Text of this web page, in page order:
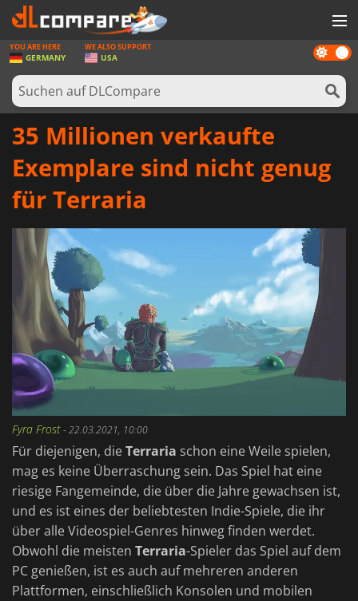
SPIELE
SPIEL KARTEN
SOFTWARE
ANMELDEN ODER REGISTRIEREN
Dark
mode
YOU ARE HERE
GERMANY
WE ALSO SUPPORT
USA
35 Millionen verkaufte
Exemplare sind nicht genug
für Terraria
Fyra Frost-22.03.2021, 10:00
Für diejenigen, dieTerraria schon eine Weile spielen,
mag es keine Überraschung sein. Das Spiel hat eine
riesige Fangemeinde, die über die Jahre gewachsen ist,
und es ist eines der beliebtesten Indie-Spiele, die ihr
über alle Videospiel-Genres hinweg finden werdet.
Obwohl die meisten Terraria-Spieler das Spiel auf dem
PC genießen, ist es auch auf mehreren anderen
Plattformen, einschließlich Konsolen und mobilen